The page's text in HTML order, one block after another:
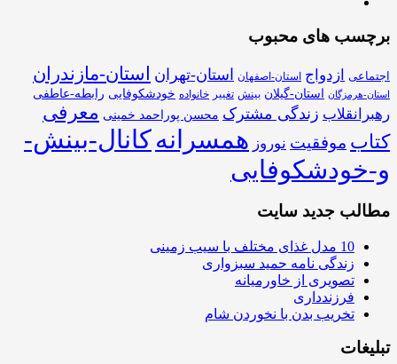
برچسب های محبوب
اجتماعی ازدواج استان-اصفهان استان-تهران استان-مازندران
استان-هرمزگان استان-گیلان بینش تغییر خانواده خودشکوفایی رابطه-عاطفی
رهبرانقلاب زندگی مشترک محسن پوراحمد خمینی معرفی
کتاب موفقیت نوروز همسرانهکانال-بینش-
و-خودشکوفایی
مطالب جدید سایت
10 مدل غذای مختلف با سیب زمینی
زندگی نامه حمید سبزواری
تصویری از خاورمیانه
فرزندداری
تخریب بدن با نخوردن شام
تبلیغات